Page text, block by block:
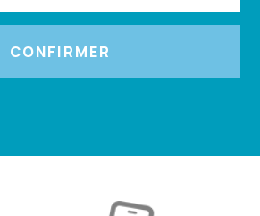
CONFIRMER